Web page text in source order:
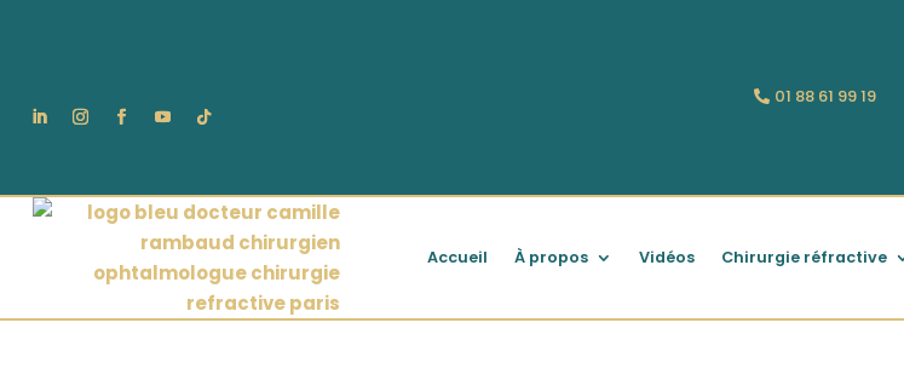
01 88 61 99 19
Accueil À propos Vidéos Chirurgie réfractive